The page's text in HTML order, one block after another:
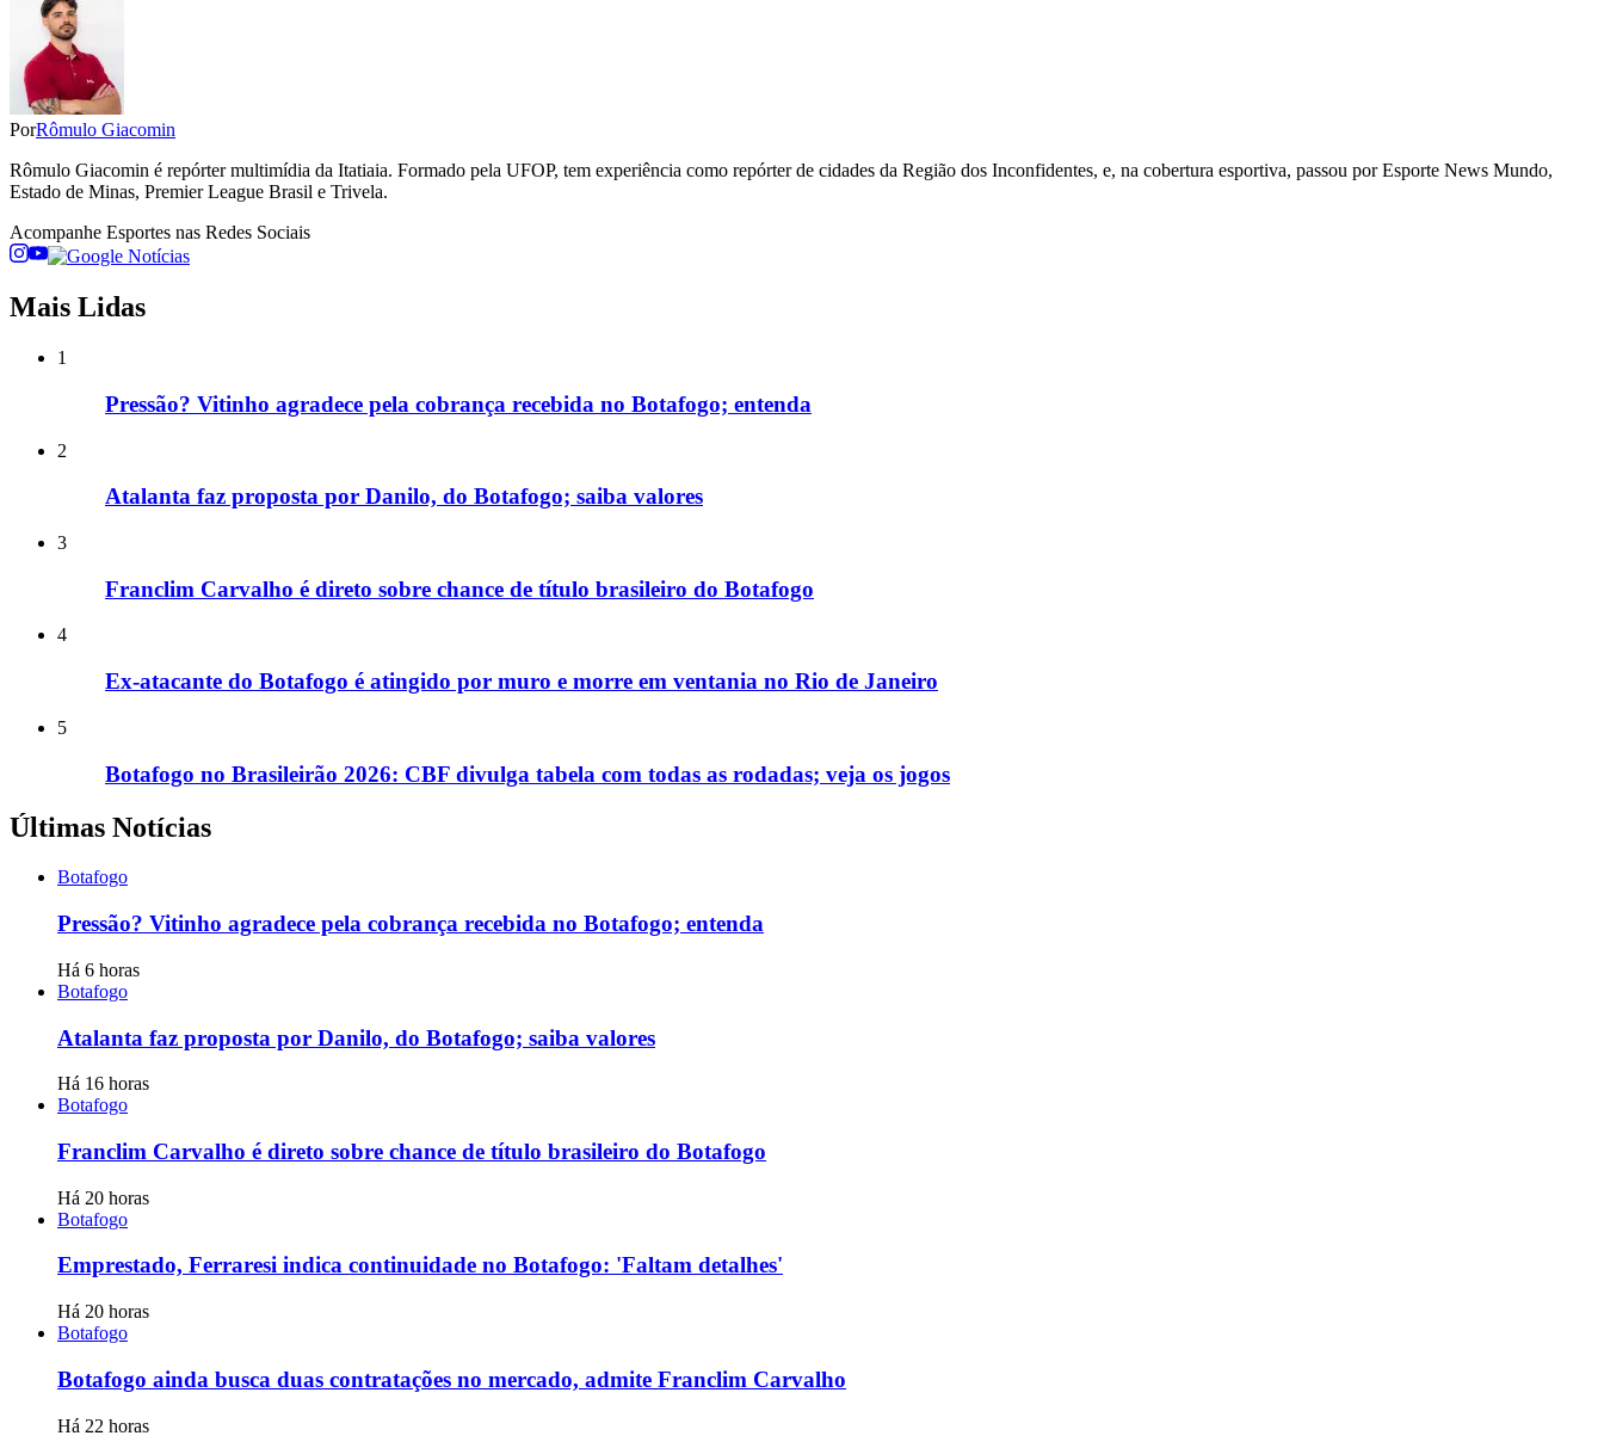
PorRômulo Giacomin
Rômulo Giacomin é repórter multimídia da Itatiaia. Formado pela UFOP, tem experiência como repórter de cidades da Região dos Inconfidentes, e, na cobertura esportiva, passou por Esporte News Mundo,
Estado de Minas, Premier League Brasil e Trivela.
Acompanhe Esportes nas Redes Sociais
Mais Lidas
1
Pressão? Vitinho agradece pela cobrança recebida no Botafogo; entenda
2
Atalanta faz proposta por Danilo, do Botafogo; saiba valores
3
Franclim Carvalho é direto sobre chance de título brasileiro do Botafogo
4
Ex-atacante do Botafogo é atingido por muro e morre em ventania no Rio de Janeiro
5
Botafogo no Brasileirão 2026: CBF divulga tabela com todas as rodadas; veja os jogos
Últimas Notícias
Botafogo
Pressão? Vitinho agradece pela cobrança recebida no Botafogo; entenda
Há 6 horas
Botafogo
Atalanta faz proposta por Danilo, do Botafogo; saiba valores
Há 16 horas
Botafogo
Franclim Carvalho é direto sobre chance de título brasileiro do Botafogo
Há 20 horas
Botafogo
Emprestado, Ferraresi indica continuidade no Botafogo: 'Faltam detalhes'
Há 20 horas
Botafogo
Botafogo ainda busca duas contratações no mercado, admite Franclim Carvalho
Há 22 horas